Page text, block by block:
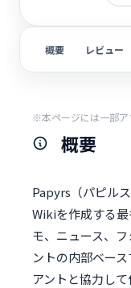
概要 レビュー
※本ページには一部ア
概要
Papyrs（パピル
Wikiを作成する
モ、ニュース、
ントの内部ベー
アントと協力し